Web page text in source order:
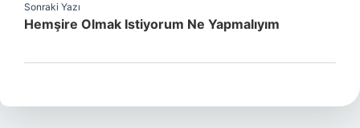
Sonraki Yazı
Hemşire Olmak Istiyorum Ne Yapmalıyım